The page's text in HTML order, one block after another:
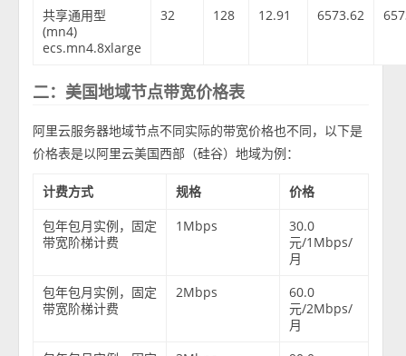
共享通用型
(mn4)
ecs.mn4.8xlarge
32 128 12.91 6573.62
二：美国地域节点带宽价格表
阿里云服务器地域节点不同实际的带宽价格也不同，以下是
价格表是以阿里云美国西部（硅谷）地域为例：
计费方式 规格
价格
包年包月实例，固定
带宽阶梯计费
1Mbps
30.0
元/1Mbps/
月
包年包月实例，固定
带宽阶梯计费
2Mbps
60.0
元/2Mbps/
月